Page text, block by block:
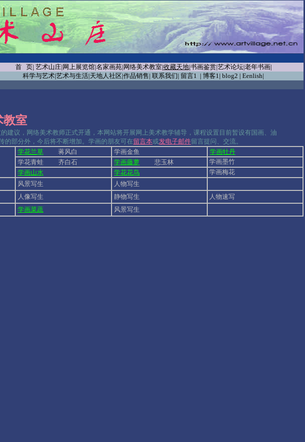
首 页| 艺术山庄| 网上展览馆|名家画苑| 网络美术教室|收藏天地|书画鉴赏|艺术论坛|老年书画|
科学与艺术|艺术与生活|天地人社区|作品销售| 联系我们| 留言1 | 博客1| blog2 | Eenlish|
教室
建议，网络美术教师正式开通，本网站将开展网上美术教学辅导，课程设置目前暂设有国画、油
的部分外，今后将不断增加。学画的朋友可在留言本或发电子邮件留言提问、交流。
学花兰草 蒋风白 学画金鱼
学画牡丹
学花青蛙 齐白石
学画藤萝 悲玉林
学画墨竹
学画山水
学花花鸟 学画梅花
风景写生 人物写生
人像写生 静物写生 人物速写
学画菜蔬 风景写生